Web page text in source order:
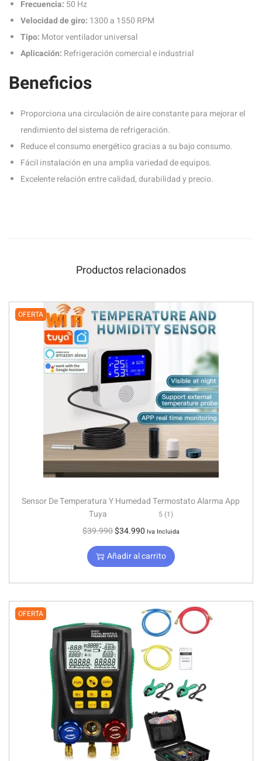
Frecuencia: 50 Hz
Velocidad de giro: 1300 a 1550 RPM
Tipo: Motor ventilador universal
Aplicación: Refrigeración comercial e industrial
Beneficios
Proporciona una circulación de aire constante para mejorar el
rendimiento del sistema de refrigeración.
Reduce el consumo energético gracias a su bajo consumo.
Fácil instalación en una amplia variedad de equipos.
Excelente relación entre calidad, durabilidad y precio.
Productos relacionados
OFERTA
Sensor De Temperatura Y Humedad Termostato Alarma App
Tuya
5 (1)
$39.990$34.990 Iva Incluida
Añadir al carrito
OFERTA